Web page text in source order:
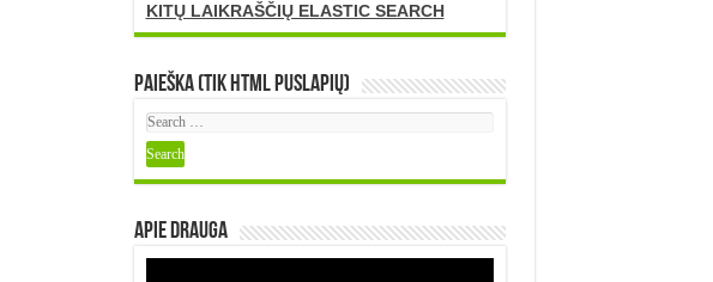
KITŲ LAIKRAŠČIŲ ELASTIC SEARCH
Paieška (tik HTML puslapių)
Apie DRAUGA